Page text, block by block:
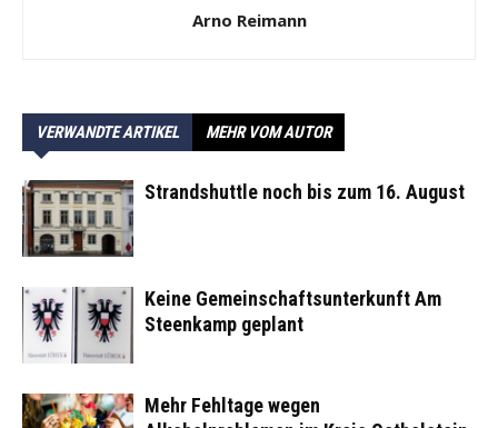
Arno Reimann
VERWANDTE ARTIKEL MEHR VOM AUTOR
Strandshuttle noch bis zum 16. August
Keine Gemeinschaftsunterkunft Am
Steenkamp geplant
Mehr Fehltage wegen